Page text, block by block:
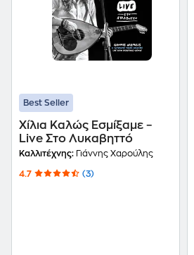
Best Seller
Χίλια Καλώς Εσμίξαμε –
Live Στο Λυκαβηττό
Καλλιτέχνης: Γιάννης Χαρούλης
4.7 (3)